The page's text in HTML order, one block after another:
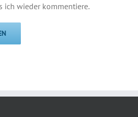
ich wieder kommentiere.